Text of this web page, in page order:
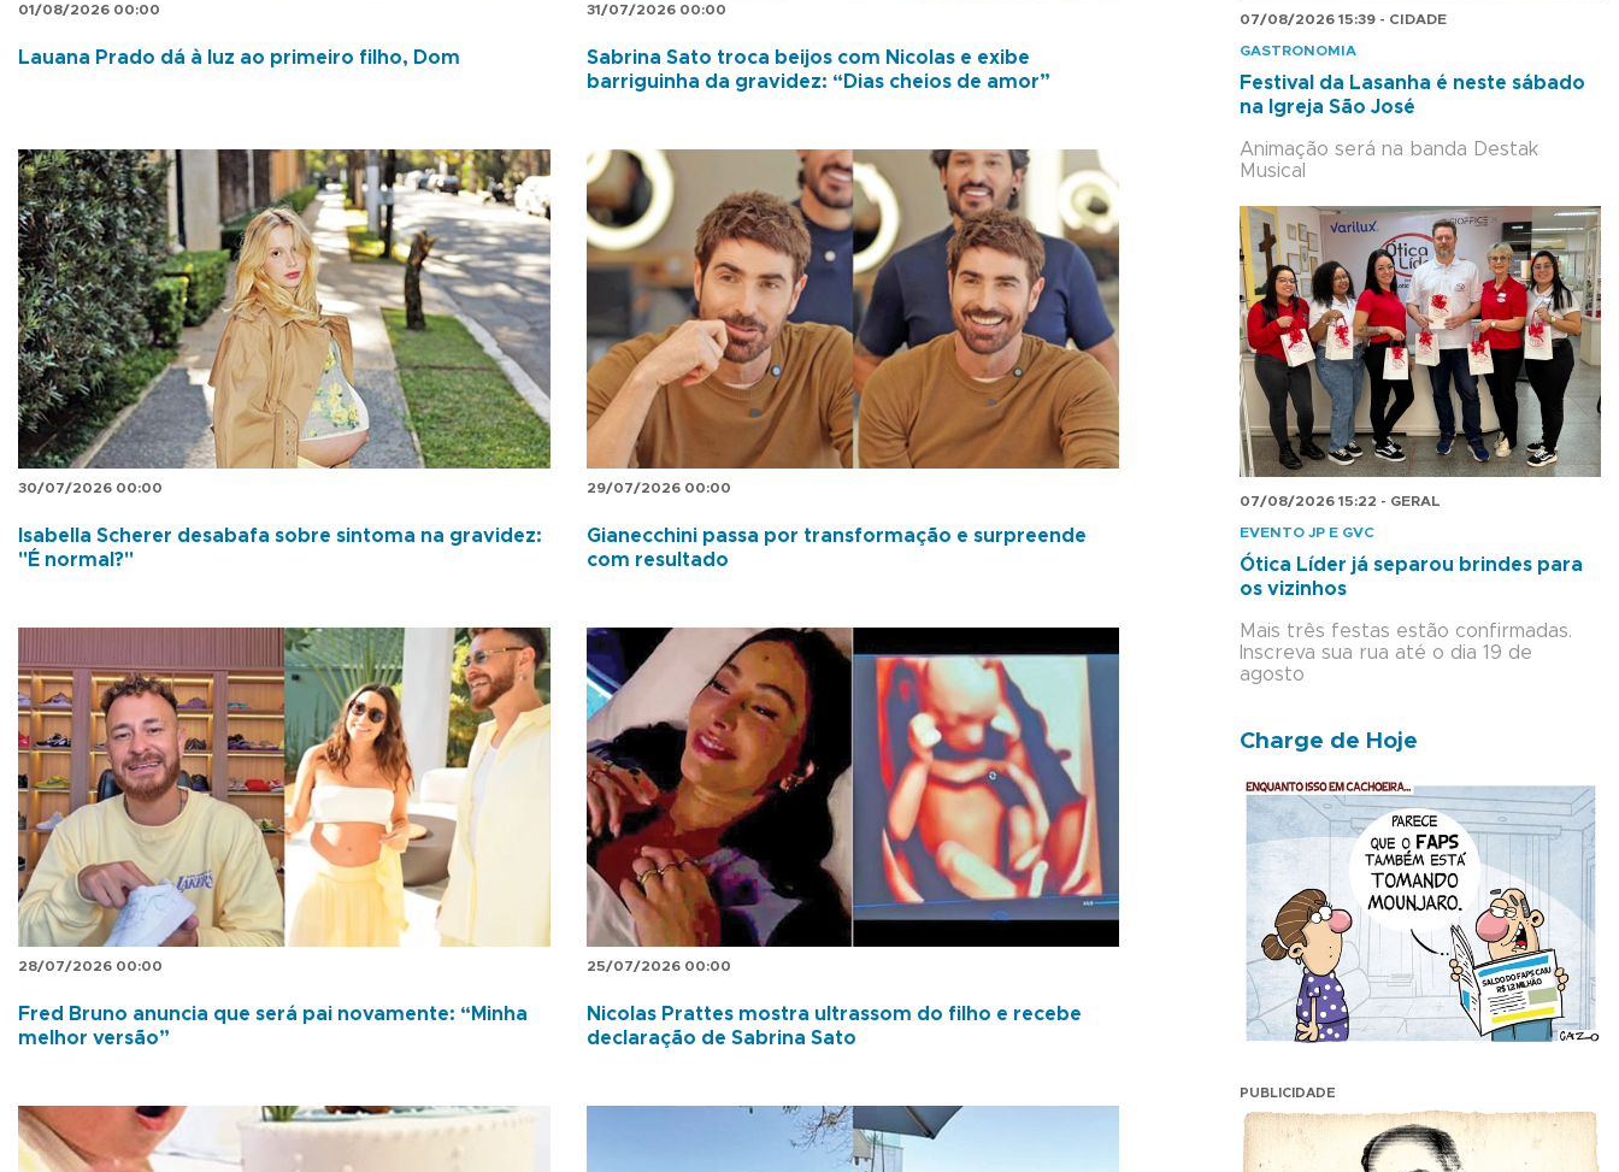
01/08/2026 00:00
Lauana Prado dá à luz ao primeiro filho, Dom
31/07/2026 00:00
Sabrina Sato troca beijos com Nicolas e exibe
barriguinha da gravidez: “Dias cheios de amor”
30/07/2026 00:00
Isabella Scherer desabafa sobre sintoma na gravidez:
"É normal?"
29/07/2026 00:00
Gianecchini passa por transformação e surpreende
com resultado
28/07/2026 00:00
Fred Bruno anuncia que será pai novamente: “Minha
melhor versão”
25/07/2026 00:00
Nicolas Prattes mostra ultrassom do filho e recebe
declaração de Sabrina Sato
07/08/2026 15:39 - CIDADE
GASTRONOMIA
Festival da Lasanha é neste sábado
na Igreja São José
Animação será na banda Destak
Musical
07/08/2026 15:22 - GERAL
EVENTO JP E GVC
Ótica Líder já separou brindes para
os vizinhos
Mais três festas estão confirmadas.
Inscreva sua rua até o dia 19 de
agosto
Charge de Hoje
PUBLICIDADE